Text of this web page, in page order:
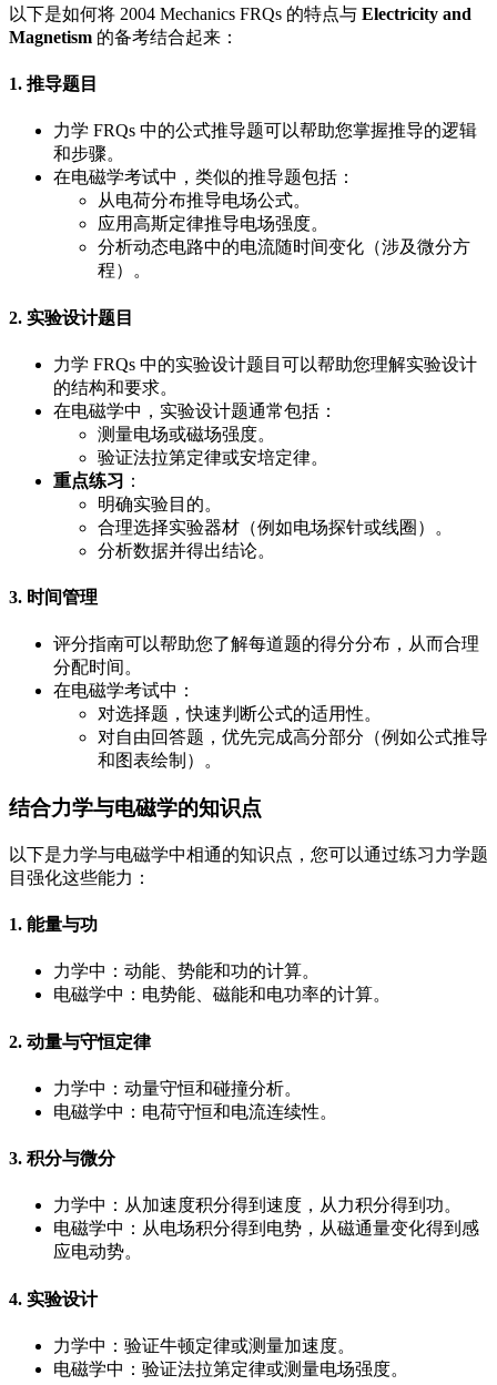
以下是如何将 2004 Mechanics FRQs 的特点与 Electricity and
Magnetism 的备考结合起来：
1. 推导题目
力学 FRQs 中的公式推导题可以帮助您掌握推导的逻辑
和步骤。
在电磁学考试中，类似的推导题包括：
从电荷分布推导电场公式。
应用高斯定律推导电场强度。
分析动态电路中的电流随时间变化（涉及微分方
程）。
2. 实验设计题目
力学 FRQs 中的实验设计题目可以帮助您理解实验设计
的结构和要求。
在电磁学中，实验设计题通常包括：
测量电场或磁场强度。
验证法拉第定律或安培定律。
重点练习 ：
明确实验目的。
合理选择实验器材（例如电场探针或线圈）。
分析数据并得出结论。
3. 时间管理
评分指南可以帮助您了解每道题的得分分布，从而合理
分配时间。
在电磁学考试中：
对选择题，快速判断公式的适用性。
对自由回答题，优先完成高分部分（例如公式推导
和图表绘制）。
结合力学与电磁学的知识点
以下是力学与电磁学中相通的知识点，您可以通过练习力学题
目强化这些能力：
1. 能量与功
力学中：动能、势能和功的计算。
电磁学中：电势能、磁能和电功率的计算。
2. 动量与守恒定律
力学中：动量守恒和碰撞分析。
电磁学中：电荷守恒和电流连续性。
3. 积分与微分
力学中：从加速度积分得到速度，从力积分得到功。
电磁学中：从电场积分得到电势，从磁通量变化得到感
应电动势。
4. 实验设计
力学中：验证牛顿定律或测量加速度。
电磁学中：验证法拉第定律或测量电场强度。